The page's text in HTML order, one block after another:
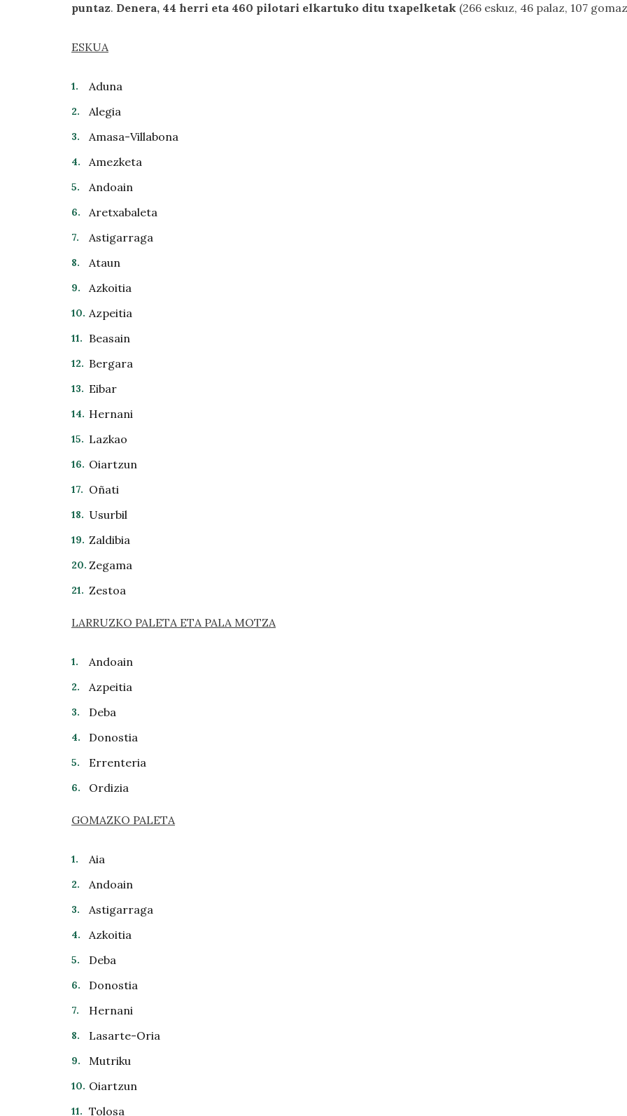
puntaz. Denera, 44 herri eta 460 pilotari elkartuko ditu txapelketak (266 eskuz, 46 palaz, 107
ESKUA
Aduna
Alegia
Amasa-Villabona
Amezketa
Andoain
Aretxabaleta
Astigarraga
Ataun
Azkoitia
Azpeitia
Beasain
Bergara
Eibar
Hernani
Lazkao
Oiartzun
Oñati
Usurbil
Zaldibia
Zegama
Zestoa
LARRUZKO PALETA ETA PALA MOTZA
Andoain
Azpeitia
Deba
Donostia
Errenteria
Ordizia
GOMAZKO PALETA
Aia
Andoain
Astigarraga
Azkoitia
Deba
Donostia
Hernani
Lasarte-Oria
Mutriku
Oiartzun
Tolosa